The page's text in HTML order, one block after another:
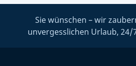
Sie wünschen – wir
unvergesslichen Urlaub,